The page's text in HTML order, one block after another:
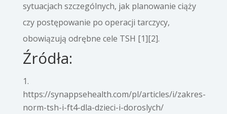
sytuacjach szczególnych, jak planowanie ciąży
czy postępowanie po operacji tarczycy,
obowiązują odrębne cele TSH [1][2].
Źródła:
https://synappsehealth.com/pl/articles/i/zakres-
norm-tsh-i-ft4-dla-dzieci-i-doroslych/